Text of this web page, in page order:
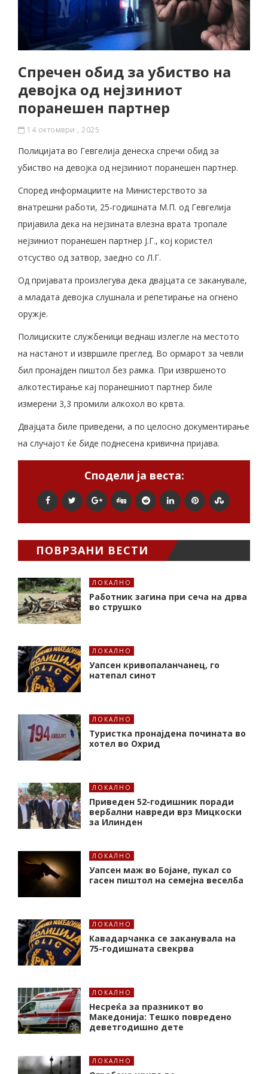
Спречен обид за убиство на
девојка од нејзиниот
поранешен партнер
14 октомври , 2025
Полицијата во Гевгелија денеска спречи обид за
убиство на девојка од нејзиниот поранешен партнер.
Според информациите на Министерството за
внатрешни работи, 25-годишната М.П. од Гевгелија
пријавила дека на нејзината влезна врата тропале
нејзиниот поранешен партнер Ј.Г., кој користел
отсуство од затвор, заедно со Л.Г.
Од пријавата произлегува дека двајцата се заканувале,
а младата девојка слушнала и репетирање на огнено
оружје.
Полициските службеници веднаш излегле на местото
на настанот и извршиле преглед. Во ормарот за чевли
бил пронајден пиштол без рамка. При извршеното
алкотестирање кај поранешниот партнер биле
измерени 3,3 промили алкохол во крвта.
Двајцата биле приведени, а по целосно документирање
на случајот ќе биде поднесена кривична пријава.
Сподели ја веста:
ПОВРЗАНИ ВЕСТИ
ЛОКАЛНО
Работник загина при сеча на дрва
во струшко
ЛОКАЛНО
Уапсен кривопаланчанец, го
натепал синот
ЛОКАЛНО
Туристка пронајдена почината во
хотел во Охрид
ЛОКАЛНО
Приведен 52-годишник поради
вербални навреди врз Мицкоски
за Илинден
ЛОКАЛНО
Уапсен маж во Бојане, пукал со
гасен пиштол на семејна веселба
ЛОКАЛНО
Кавадарчанка се заканувала на
75-годишната свекрва
ЛОКАЛНО
Несреќа за празникот во
Македонија: Тешко повредено
деветгодишно дете
ЛОКАЛНО